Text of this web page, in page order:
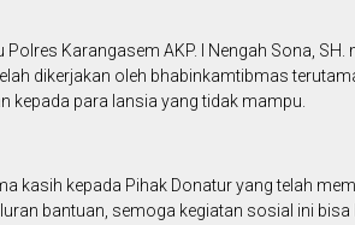
Polres Karangasem AKP. I Nengah Sona,
dikerjakan oleh bhabinkamtibmas
kepada para lansia yang tidak mampu.
kasih kepada Pihak Donatur yang telah
bantuan, semoga kegiatan sosial ini